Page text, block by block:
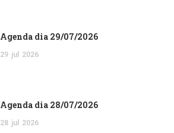
Agenda dia 29/07/2026
29 jul 2026
Agenda dia 28/07/2026
28 jul 2026